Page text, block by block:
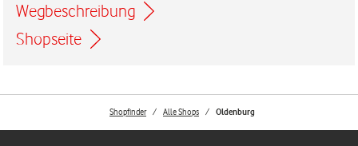
Wegbeschreibung
Link öffnet in einem neuen Tab
Shopseite
Shopfinder Alle Shops Oldenburg